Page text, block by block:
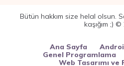
Bütün hakkım size helal olsun.
kaşığım ;)
Ana Sayfa
Genel Programlama
Web Tasarımı